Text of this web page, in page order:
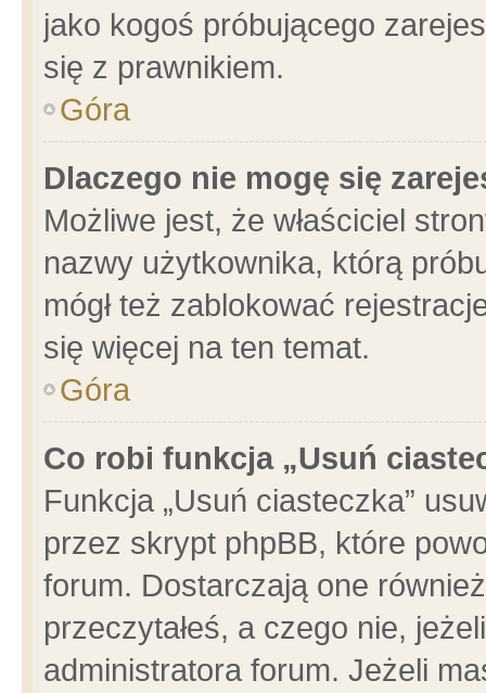
jako kogoś próbującego
się z prawnikiem.
Góra
Dlaczego nie mogę się
Możliwe jest, że właściciel
nazwy użytkownika, którą
mógł też zablokować
się więcej na ten temat.
Góra
Co robi funkcja „Usuń
Funkcja „Usuń ciasteczka”
przez skrypt phpBB, które
forum. Dostarczają one
przeczytałeś, a czego nie,
administratora forum. Jeżeli